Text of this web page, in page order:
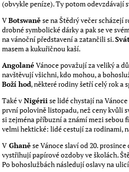
(obvykle peníze). Ty potom odevzdávají
VBotswaně se na Štědrý večer
drobné symbolické dárky a pak se ve
na vánoční představení a zatančili si.
masem a kukuřičnou kaší.
Angolané Vánoce považují za veliký a
navštěvují všichni, kdo mohou, a
Boží hod, některé rodiny šetří celý rok
Také vNigériise lidé chystají na
první polovině listopadu, než ceny kvůli
si zejména příbuzní a známí mezi sebou
velmi hektické: lidé cestují za rodinami,
V Ghaně se Vánoce slaví od 20.
vystřihují papírové ozdoby ve školách.
Po bohoslužbách následují oslavy na